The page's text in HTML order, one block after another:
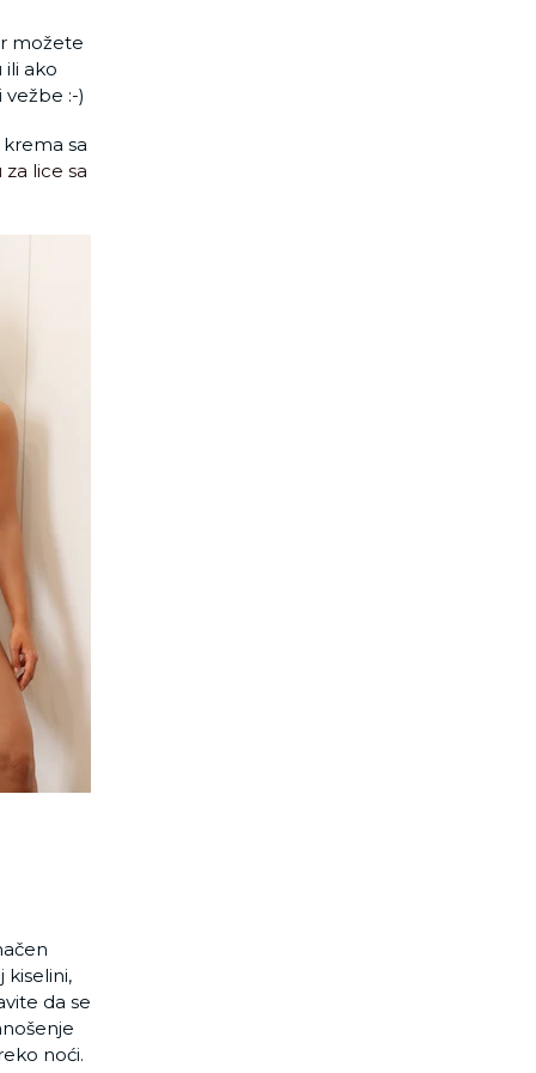
možete
ako
:-)
sa
lice sa
kiselini,
da se
noći.